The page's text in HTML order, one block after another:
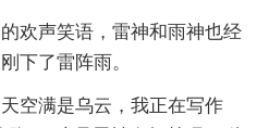
欢声笑语，雷神和雨神也经
下了雷阵雨。
空满是乌云，我正在写作